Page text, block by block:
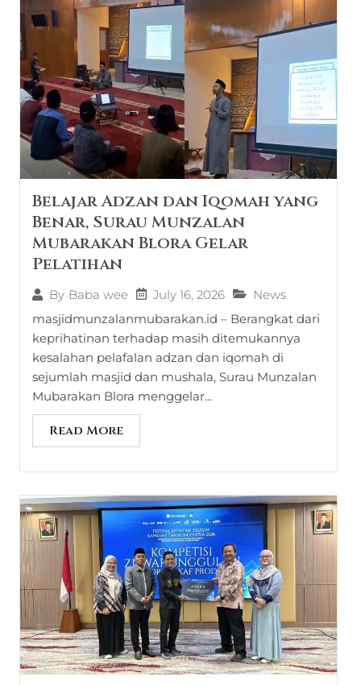
Belajar Adzan dan Iqomah yang
Benar, Surau Munzalan
Mubarakan Blora Gelar
Pelatihan
By Baba wee July 16, 2026
News
masjidmunzalanmubarakan.id – Berangkat dari
keprihatinan terhadap masih ditemukannya
kesalahan pelafalan adzan dan iqomah di
sejumlah masjid dan mushala, Surau Munzalan
Mubarakan Blora menggelar...
Read More